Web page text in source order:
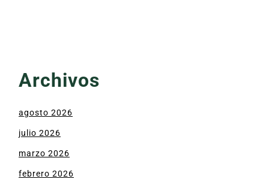
Archivos
agosto 2026
julio 2026
marzo 2026
febrero 2026